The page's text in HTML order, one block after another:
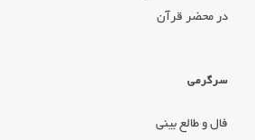
در محضر قرآن
سرگرمی
فال و طالع بینی